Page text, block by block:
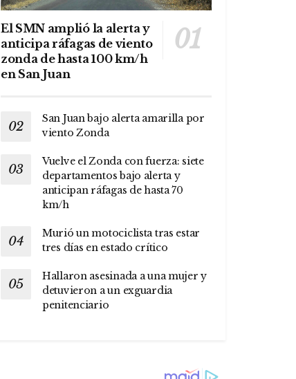
El SMN amplió la alerta y
anticipa ráfagas de viento
zonda de hasta 100 km/h
en San Juan
San Juan bajo alerta amarilla por
viento Zonda
Vuelve el Zonda con fuerza: siete
departamentos bajo alerta y
anticipan ráfagas de hasta 70
km/h
Murió un motociclista tras estar
tres días en estado crítico
Hallaron asesinada a una mujer y
detuvieron a un exguardia
penitenciario